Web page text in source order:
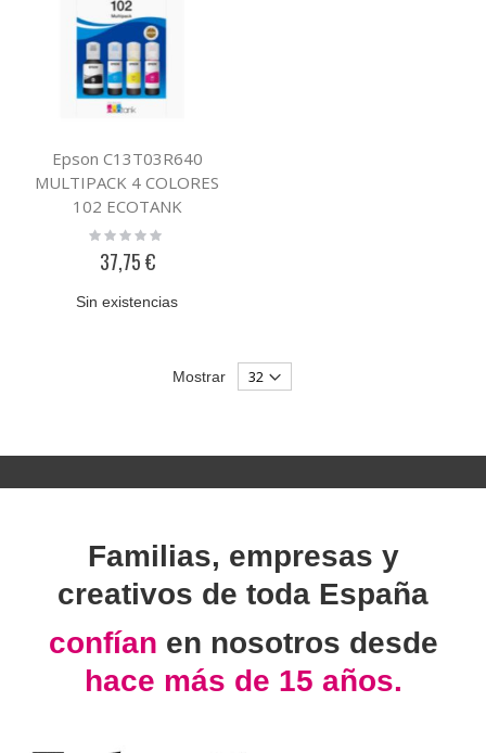
Epson C13T03R640
MULTIPACK 4 COLORES
102 ECOTANK
Rating:
37,75 €
Sin existencias
Mostrar
Familias, empresas y
creativos de toda España
confían en nosotros desde
hace más de 15 años.